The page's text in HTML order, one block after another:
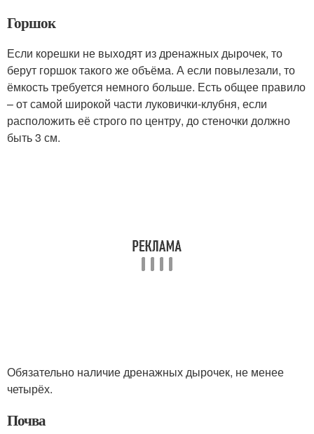
Горшок
Если корешки не выходят из дренажных дырочек, то
берут горшок такого же объёма. А если повылезали, то
ёмкость требуется немного больше. Есть общее правило
– от самой широкой части луковички-клубня, если
расположить её строго по центру, до стеночки должно
быть 3 см.
Обязательно наличие дренажных дырочек, не менее
четырёх.
Почва